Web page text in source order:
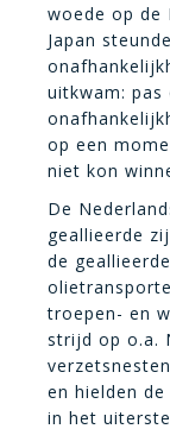
woede op de
Japan
uitkwam: pas
op een
niet kon
De
geallieerde
de
troepen- en
strijd op o.a.
en hielden
in het